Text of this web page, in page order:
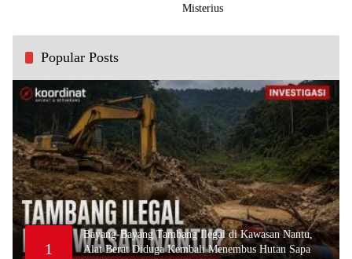
Misterius
Popular Posts
1
Bayang-Bayang Tambang Ilegal di Kawasan Nantu,
Alat Berat Diduga Kembali Menembus Hutan Sapa